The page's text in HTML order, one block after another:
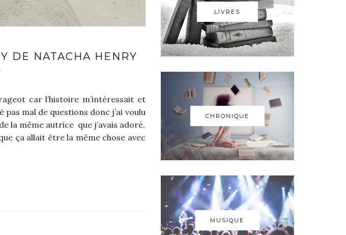
DE NATACHA HENRY
car l’histoire m’intéressait et
pas mal de questions donc j’ai voulu
la même autrice que j’avais adoré,
ça allait être la même chose avec
LIVRES
CHRONIQUE
MUSIQUE